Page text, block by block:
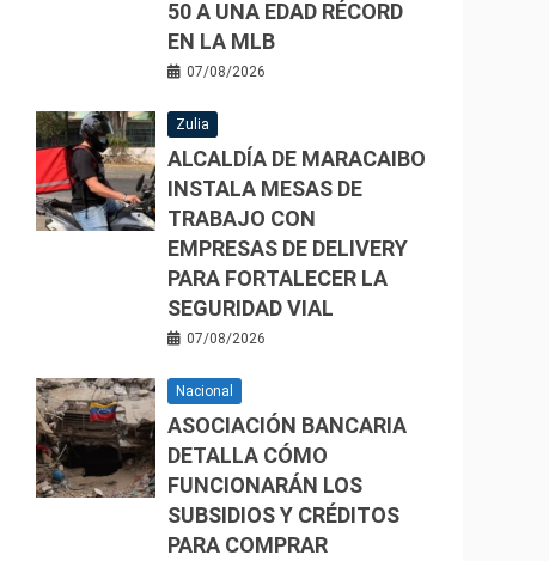
50 A UNA EDAD RÉCORD
EN LA MLB
07/08/2026
Zulia
ALCALDÍA DE MARACAIBO
INSTALA MESAS DE
TRABAJO CON
EMPRESAS DE DELIVERY
PARA FORTALECER LA
SEGURIDAD VIAL
07/08/2026
Nacional
ASOCIACIÓN BANCARIA
DETALLA CÓMO
FUNCIONARÁN LOS
SUBSIDIOS Y CRÉDITOS
PARA COMPRAR